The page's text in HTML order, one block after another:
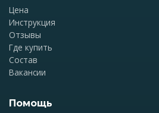
Цена
Инструкция
Отзывы
Где купить
Состав
Вакансии
Помощь